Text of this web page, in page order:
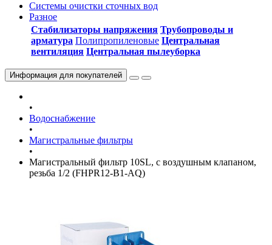
Системы очистки сточных вод
Разное
Стабилизаторы напряжения Трубопроводы и
арматура Полипропиленовые Центральная
вентиляция Центральная пылеуборка
Информация для покупателей
•
Водоснабжение
•
Магистральные фильтры
•
Магистральный фильтр 10SL, с воздушным клапаном,
резьба 1/2 (FHPR12-B1-AQ)